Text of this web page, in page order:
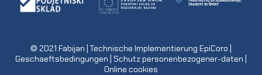
© 2021 Fabijan | Technische Implementierung EpiCoro
Geschaeftsbedingungen Schutz personenbezogener-daten
Online cookies